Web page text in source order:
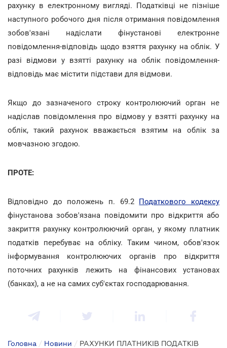
рахунку в електронному вигляді. Податківці не пізніше
наступного робочого дня після отримання повідомлення
зобов'язані надіслати фінустанові електронне
повідомлення-відповідь щодо взяття рахунку на облік. У
разі відмови у взятті рахунку на облік повідомлення-
відповідь має містити підстави для відмови.
Якщо до зазначеного строку контролюючий орган не
надіслав повідомлення про відмову у взятті рахунку на
облік, такий рахунок вважається взятим на облік за
мовчазною згодою.
ПРОТЕ:
Відповідно до положень п. 69.2 Податкового кодексу
фінустанова зобов'язана повідомити про відкриття або
закриття рахунку контролюючий орган, у якому платник
податків перебуває на обліку. Таким чином, обов'язок
інформування контролюючих органів про відкриття
поточних рахунків лежить на фінансових установах
(банках), а не на самих суб'єктах господарювання.
Головна / Новини / РАХУНКИ ПЛАТНИКІВ ПОДАТКІВ